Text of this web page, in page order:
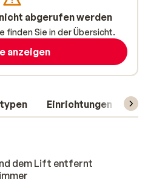
Einrichtungen
dem Lift entfernt
abgerufen werden
finden Sie in der Übersicht.
anzeigen